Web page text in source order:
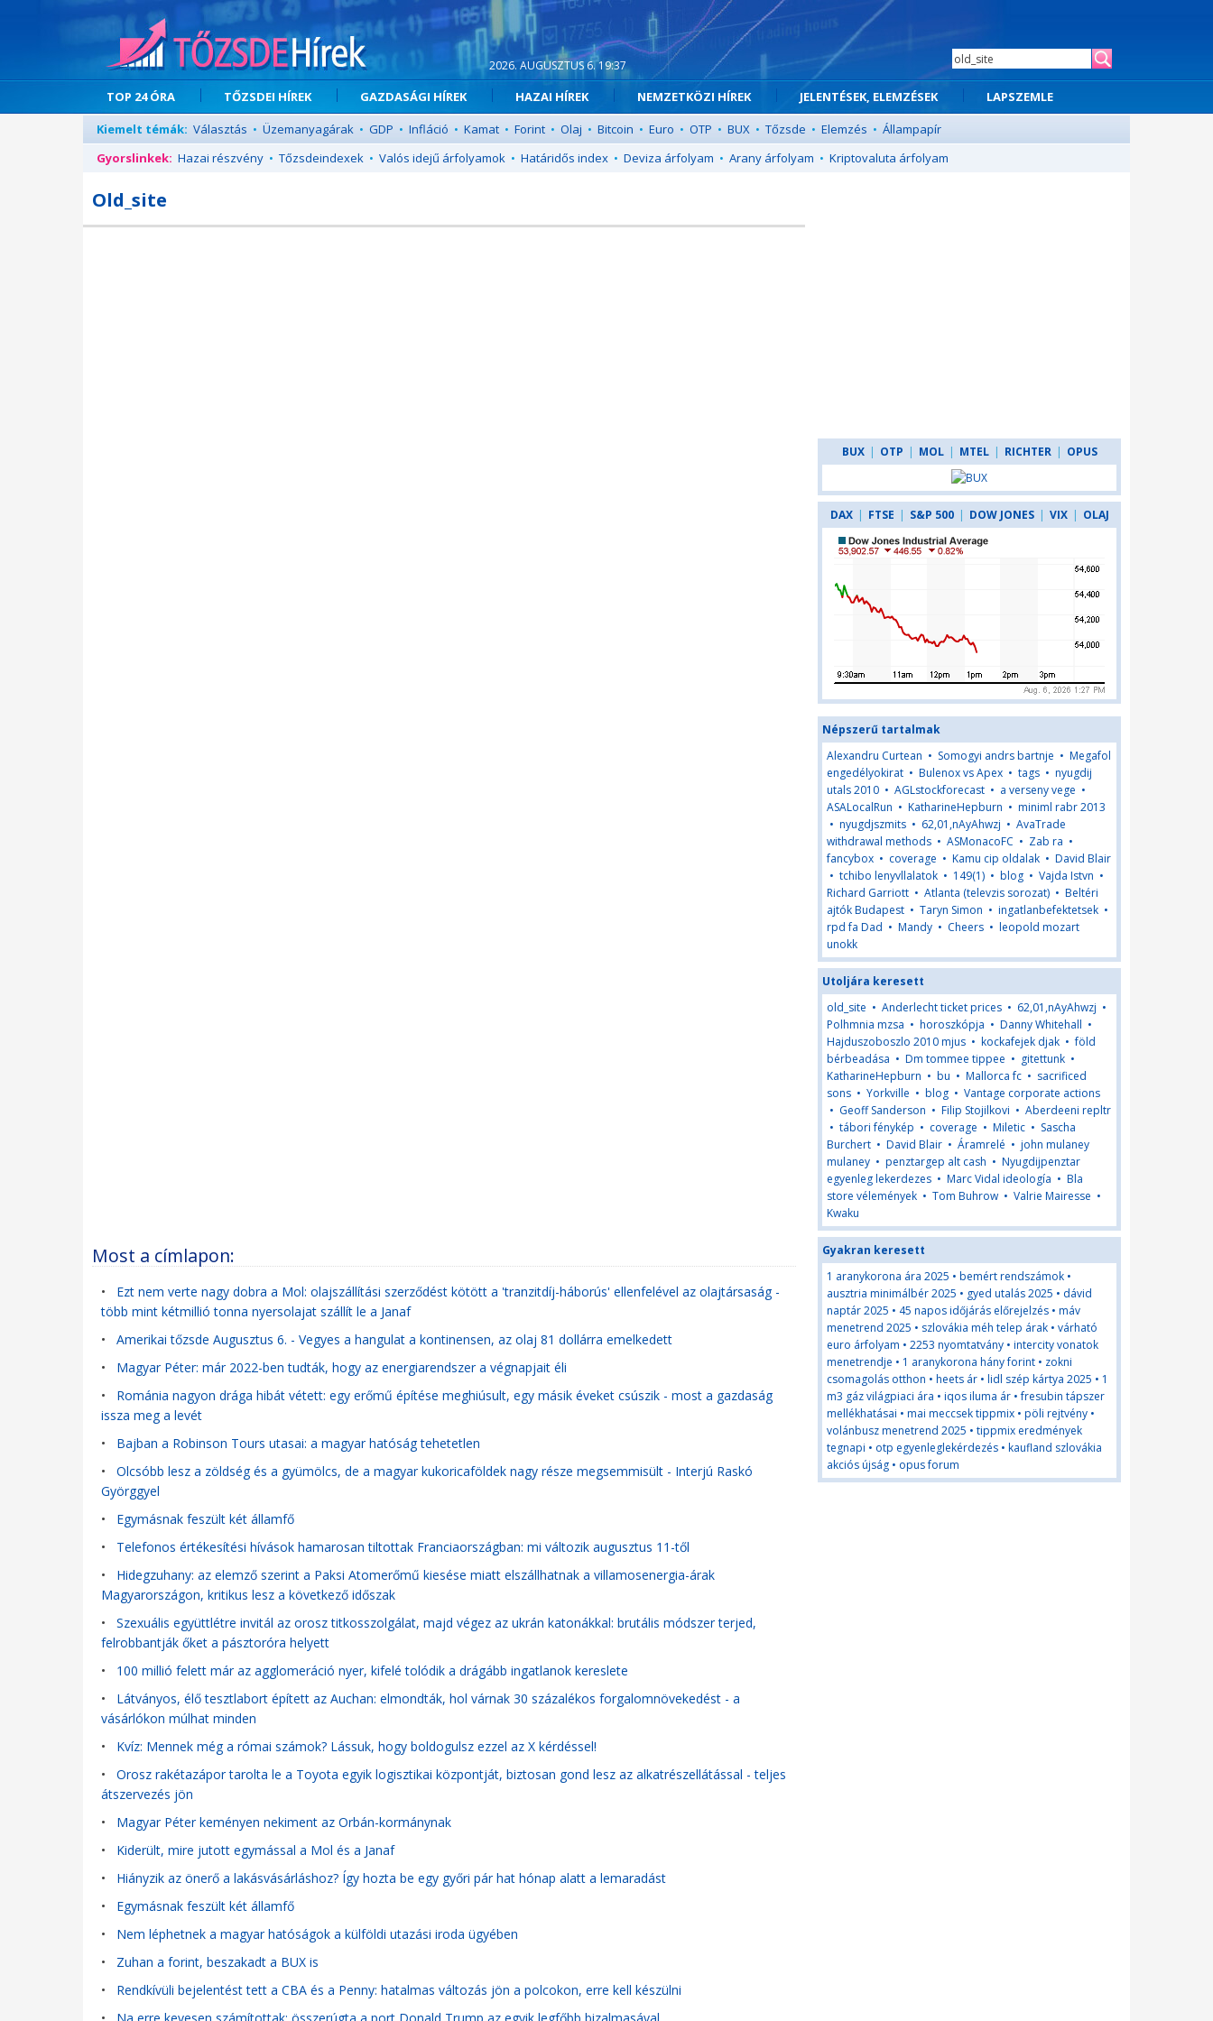
2026. AUGUSZTUS 6. 19:37
TOP 24 ÓRA TŐZSDEI HÍREK GAZDASÁGI HÍREK HAZAI HÍREK NEMZETKÖZI HÍREK JELENTÉSEK, ELEMZÉSEK
LAPSZEMLE
Kiemelt témák: Választás • Üzemanyagárak • GDP • Infláció • Kamat • Forint • Olaj • Bitcoin • Euro • OTP • BUX • Tőzsde • Elemzés • Állampapír
Gyorslinkek: Hazai részvény • Tőzsdeindexek • Valós idejű árfolyamok • Határidős index • Deviza árfolyam • Arany árfolyam • Kriptovaluta árfolyam
Old_site
Most a címlapon:
• Ezt nem verte nagy dobra a Mol: olajszállítási szerződést kötött a 'tranzitdíj-háborús' ellenfelével az olajtársaság -
több mint kétmillió tonna nyersolajat szállít le a Janaf
• Amerikai tőzsde Augusztus 6. - Vegyes a hangulat a kontinensen, az olaj 81 dollárra emelkedett
• Magyar Péter: már 2022-ben tudták, hogy az energiarendszer a végnapjait éli
• Románia nagyon drága hibát vétett: egy erőmű építése meghiúsult, egy másik éveket csúszik - most a gazdaság
issza meg a levét
• Bajban a Robinson Tours utasai: a magyar hatóság tehetetlen
• Olcsóbb lesz a zöldség és a gyümölcs, de a magyar kukoricaföldek nagy része megsemmisült - Interjú Raskó
Györggyel
• Egymásnak feszült két államfő
• Telefonos értékesítési hívások hamarosan tiltottak Franciaországban: mi változik augusztus 11-től
• Hidegzuhany: az elemző szerint a Paksi Atomerőmű kiesése miatt elszállhatnak a villamosenergia-árak
Magyarországon, kritikus lesz a következő időszak
• Szexuális együttlétre invitál az orosz titkosszolgálat, majd végez az ukrán katonákkal: brutális módszer terjed,
felrobbantják őket a pásztoróra helyett
• 100 millió felett már az agglomeráció nyer, kifelé tolódik a drágább ingatlanok kereslete
• Látványos, élő tesztlabort épített az Auchan: elmondták, hol várnak 30 százalékos forgalomnövekedést - a
vásárlókon múlhat minden
• Kvíz: Mennek még a római számok? Lássuk, hogy boldogulsz ezzel az X kérdéssel!
• Orosz rakétazápor tarolta le a Toyota egyik logisztikai központját, biztosan gond lesz az alkatrészellátással - teljes
átszervezés jön
• Magyar Péter keményen nekiment az Orbán-kormánynak
• Kiderült, mire jutott egymással a Mol és a Janaf
• Hiányzik az önerő a lakásvásárláshoz? Így hozta be egy győri pár hat hónap alatt a lemaradást
• Egymásnak feszült két államfő
• Nem léphetnek a magyar hatóságok a külföldi utazási iroda ügyében
• Zuhan a forint, beszakadt a BUX is
• Rendkívüli bejelentést tett a CBA és a Penny: hatalmas változás jön a polcokon, erre kell készülni
•
BUX | OTP | MOL | MTEL | RICHTER | OPUS
DAX | FTSE | S&P 500 | DOW JONES | VIX | OLAJ
Népszerű tartalmak
Alexandru Curtean • Somogyi andrs bartnje • Megafol
engedélyokirat • Bulenox vs Apex • tags • nyugdij
utals 2010 • AGLstockforecast • a verseny vege •
ASALocalRun • KatharineHepburn • miniml rabr 2013
• nyugdjszmits • 62,01,nAyAhwzj • AvaTrade
withdrawal methods • ASMonacoFC • Zab ra •
fancybox • coverage • Kamu cip oldalak • David Blair
• tchibo lenyvllalatok • 149(1) • blog • Vajda Istvn •
Richard Garriott • Atlanta (televzis sorozat) • Beltéri
ajtók Budapest • Taryn Simon • ingatlanbefektetsek •
rpd fa Dad • Mandy • Cheers • leopold mozart
unokk
Utoljára keresett
old_site • Anderlecht ticket prices • 62,01,nAyAhwzj •
Polhmnia mzsa • horoszkópja • Danny Whitehall •
Hajduszoboszlo 2010 mjus • kockafejek djak •föld
bérbeadása • Dm tommee tippee • gitettunk •
KatharineHepburn • bu • Mallorca fc • sacrificed
sons • Yorkville • blog • Vantage corporate actions
• Geoff Sanderson • Filip Stojilkovi • Aberdeeni repltr
• tábori fénykép • coverage • Miletic • Sascha
Burchert • David Blair • Áramrelé • john mulaney
mulaney • penztargep alt cash • Nyugdijpenztar
egyenleg lekerdezes • Marc Vidal ideología • Bla
store vélemények • Tom Buhrow • Valrie Mairesse •
Kwaku
Gyakran keresett
1 aranykorona ára 2025 • bemért rendszámok •
ausztria minimálbér 2025 • gyed utalás 2025 • dávid
naptár 2025 • 45 napos időjárás előrejelzés • máv
menetrend 2025 • szlovákia méh telep árak • várható
euro árfolyam • 2253 nyomtatvány • intercity vonatok
menetrendje • 1 aranykorona hány forint • zokni
csomagolás otthon • heets ár • lidl szép kártya 2025 • 1
m3 gáz világpiaci ára • iqos iluma ár •fresubin tápszer
mellékhatásai • mai meccsek tippmix • pöli rejtvény •
volánbusz menetrend 2025 • tippmix eredmények
tegnapi • otp egyenleglekérdezés • kaufland szlovákia
akciós újság • opus forum